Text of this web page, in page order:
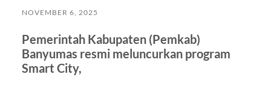
NOVEMBER 6, 2025
Pemerintah Kabupaten (Pemkab)
Banyumas resmi meluncurkan program
Smart City,